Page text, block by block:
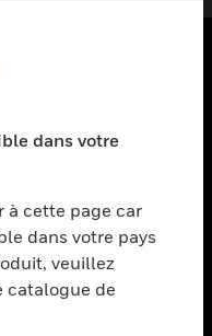
dans votre
à cette page car
dans votre pays
veuillez
catalogue de